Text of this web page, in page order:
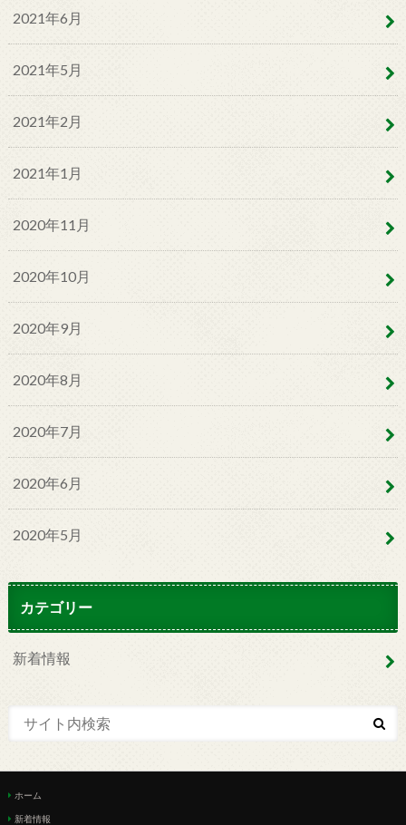
2021年6月
2021年5月
2021年2月
2021年1月
2020年11月
2020年10月
2020年9月
2020年8月
2020年7月
2020年6月
2020年5月
カテゴリー
新着情報
ホーム
新着情報